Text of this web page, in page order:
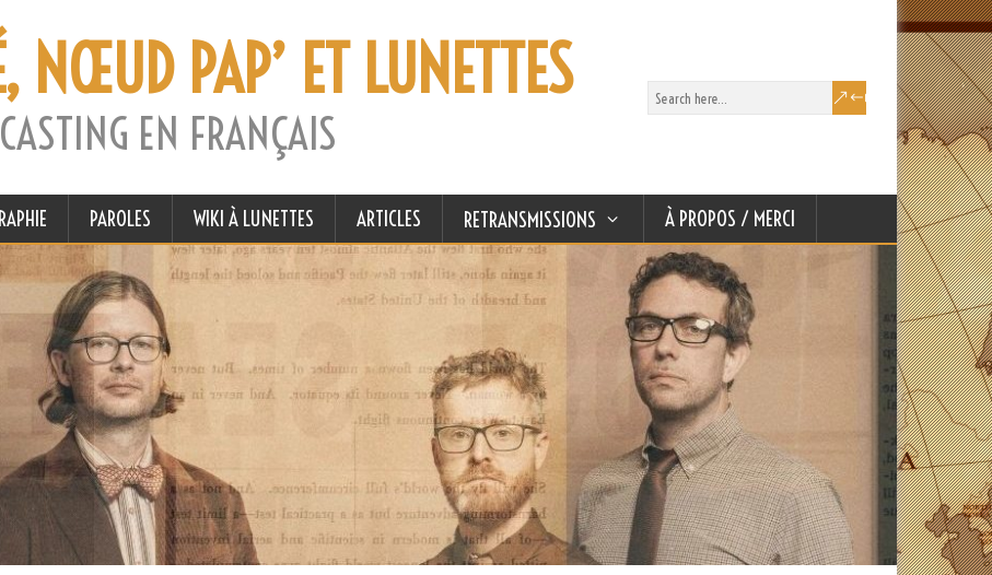
NŒUD PAP’ ET LUNETTES
EN FRANÇAIS
PAROLES WIKI À LUNETTES ARTICLES RETRANSMISSIONS À PROPOS / MERCI